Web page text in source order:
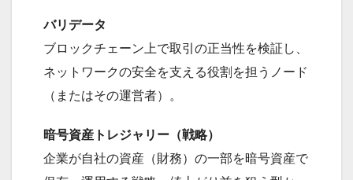
バリデータ
ブロックチェーン上で取引の正当性を検証し、
ネットワークの安全を支える役割を担うノード
（またはその運営者）。
暗号資産トレジャリー（戦略）
企業が自社の資産（財務）の一部を暗号資産で